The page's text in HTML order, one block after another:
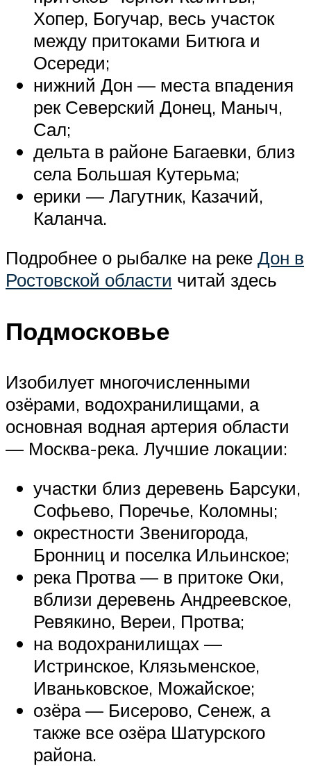
Хопер, Богучар, весь участок
между притоками Битюга и
Осереди;
нижний Дон — места впадения
рек Северский Донец, Маныч,
Сал;
дельта в районе Багаевки, близ
села Большая Кутерьма;
ерики — Лагутник, Казачий,
Каланча.
Подробнее о рыбалке на реке Дон в
Ростовской области читай здесь
Подмосковье
Изобилует многочисленными
озёрами, водохранилищами, а
основная водная артерия области
— Москва-река. Лучшие локации:
участки близ деревень Барсуки,
Софьево, Поречье, Коломны;
окрестности Звенигорода,
Бронниц и поселка Ильинское;
река Протва — в притоке Оки,
вблизи деревень Андреевское,
Ревякино, Вереи, Протва;
на водохранилищах —
Истринское, Клязьменское,
Иваньковское, Можайское;
озёра — Бисерово, Сенеж, а
также все озёра Шатурского
района.